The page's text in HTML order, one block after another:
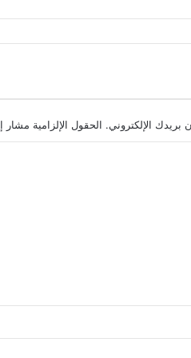
بريدك الإلكتروني. الحقول الإلزامية مشار